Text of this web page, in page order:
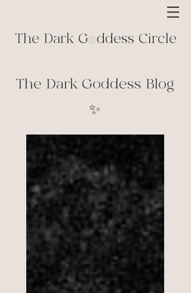
The Dark G ddess Circle
The Dark Goddess Blog
✨